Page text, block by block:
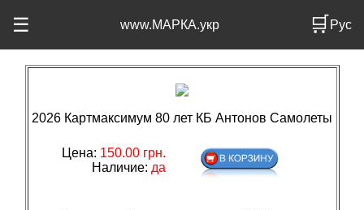
☰ www.МАРКА.укр 🛒Рус
2026 Картмаксимум 80 лет КБ Антонов Самолеты
Цена: 150.00 грн.
Наличие: да